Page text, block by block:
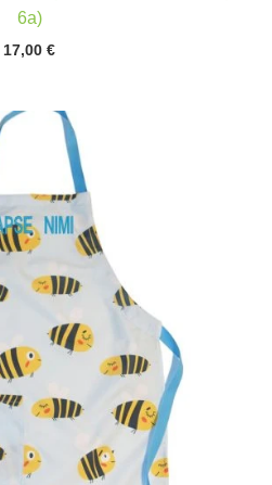
6a)
17,00 €